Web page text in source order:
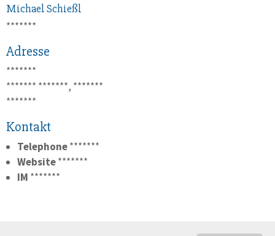
MichaelSchießl
*******
Adresse
*******
******* *******, *******
*******
Kontakt
Telephone*******
Website*******
IM *******